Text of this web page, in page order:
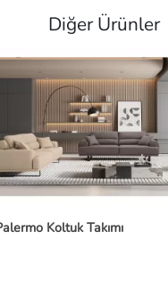
Diğer Ürünler
Koltuk Takımı